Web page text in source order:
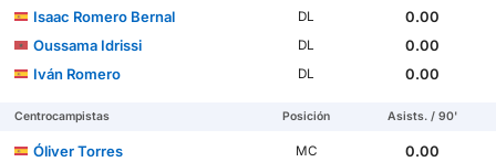
Isaac Romero Bernal
DL
0.00
Oussama Idrissi
DL
0.00
Iván Romero
DL 0.00
Centrocampistas Posición Asists. / 90'
Óliver Torres MC
0.00